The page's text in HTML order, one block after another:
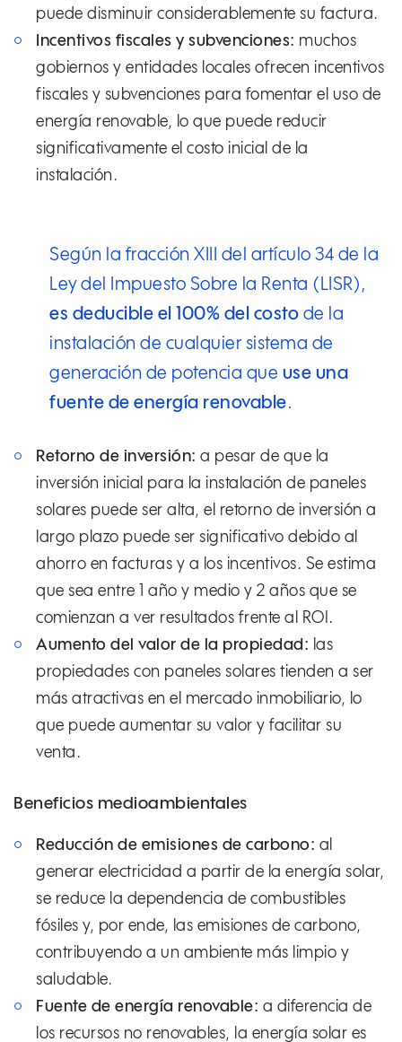
puede disminuir considerablemente su factura.
Incentivos fiscales y subvenciones: muchos
gobiernos y entidades locales ofrecen incentivos
fiscales y subvenciones para fomentar el uso de
energía renovable, lo que puede reducir
significativamente el costo inicial de la
instalación.
Según la fracción XIII del artículo 34 de la
Ley del Impuesto Sobre la Renta (LISR),
es deducible el 100% del costo de la
instalación de cualquier sistema de
generación de potencia que use una
fuente de energía renovable.
Retorno de inversión: a pesar de que la
inversión inicial para la instalación de paneles
solares puede ser alta, el retorno de inversión a
largo plazo puede ser significativo debido al
ahorro en facturas y a los incentivos. Se estima
que sea entre 1 año y medio y 2 años que se
comienzan a ver resultados frente al ROI.
Aumento del valor de la propiedad: las
propiedades con paneles solares tienden a ser
más atractivas en el mercado inmobiliario, lo
que puede aumentar su valor y facilitar su
venta.
Beneficios medioambientales
Reducción de emisiones de carbono: al
generar electricidad a partir de la energía solar,
se reduce la dependencia de combustibles
fósiles y, por ende, las emisiones de carbono,
contribuyendo a un ambiente más limpio y
saludable.
Fuente de energía renovable: a diferencia de
los recursos no renovables, la energía solar es